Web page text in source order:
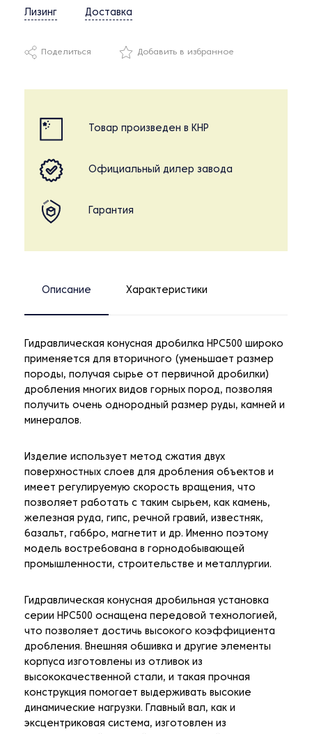
Лизинг Доставка
Поделиться Добавить в избранное
Товар произведен в КНР
Официальный дилер завода
Гарантия
Описание Характеристики
Гидравлическая конусная дробилка HPC500 широко
применяется для вторичного (уменьшает размер
породы, получая сырье от первичной дробилки)
дробления многих видов горных пород, позволяя
получить очень однородный размер руды, камней и
минералов.
Изделие использует метод сжатия двух
поверхностных слоев для дробления объектов и
имеет регулируемую скорость вращения, что
позволяет работать с таким сырьем, как камень,
железная руда, гипс, речной гравий, известняк,
базальт, габбро, магнетит и др. Именно поэтому
модель востребована в горнодобывающей
промышленности, строительстве и металлургии.
Гидравлическая конусная дробильная установка
серии HPC500 оснащена передовой технологией,
что позволяет достичь высокого коэффициента
дробления. Внешняя обшивка и другие элементы
корпуса изготовлены из отливок из
высококачественной стали, и такая прочная
конструкция помогает выдерживать высокие
динамические нагрузки. Главный вал, как и
эксцентриковая система, изготовлен из